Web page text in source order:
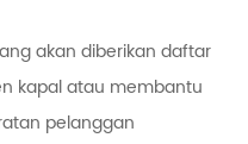
akan diberikan daftar
kapal atau membantu
pelanggan